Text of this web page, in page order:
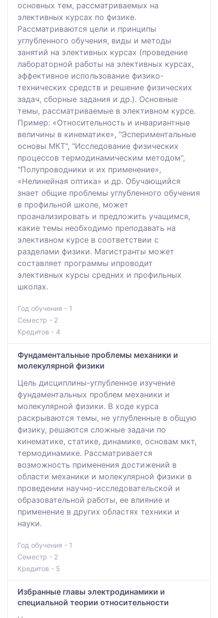
основных тем, рассматриваемых на
элективных курсах по физике.
Рассматриваются цели и принципы
углубленного обучения, виды и методы
занятий на элективных курсах (проведение
лабораторной работы на элективных курсах,
эффективное использование физико-
технических средств и решение физических
задач, сборные задания и др.). Основные
темы, рассматриваемые в элективном курсе.
Пример: «Относительность и инвариантные
величины в кинематике», "Эспериментальные
основы МКТ", "Исследование физических
процессов термодинамическим методом",
"Полупроводники и их применение»,
«Нелинейная оптика» и др. Обучающийся
знает общие проблемы углубленного обучения
в профильной школе, может
проанализировать и предложить учащимся,
какие темы необходимо преподавать на
элективном курсе в соответствии с
разделами физики. Магистранты может
составляет программы ипроводит
элективных курсы средних и профильных
школах.
Год обучения - 1
Семестр - 2
Кредитов - 4
Фундаментальные проблемы механики и
молекулярной физики
Цель дисциплины-углубленное изучение
фундаментальных проблем механики и
молекулярной физики. В ходе курса
раскрываются темы, не углубленные в общую
физику, решаются сложные задачи по
кинематике, статике, динамике, основам мкт,
термодинамике. Рассматривается
возможность применения достижений в
области механики и молекулярной физики в
проведении научно-исследовательской и
образовательной работы, ее влияние и
применение в других областях техники и
науки.
Год обучения - 1
Семестр - 2
Кредитов - 5
Избранные главы электродинамики и
специальной теории относительности